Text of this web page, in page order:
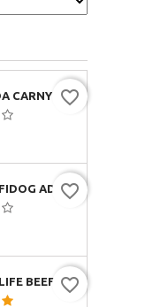
ANIMONDA CARNY ADULT МУЛЬТИМЯСНОЙ КОКТЕЙЛЬ, 400Г
favorite_border
VINCENT FIDOG ADULT (ГОВЯДИНА)
favorite_border
VINCENT LIFE BEEF & RICE (ГОВЯДИНА И РИС)
favorite_border